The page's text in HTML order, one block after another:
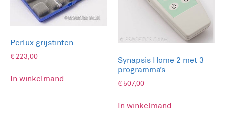
Perlux grijstinten
€ 223,00
In winkelmand
Synapsis Home 2 met 3
programma’s
€ 507,00
In winkelmand